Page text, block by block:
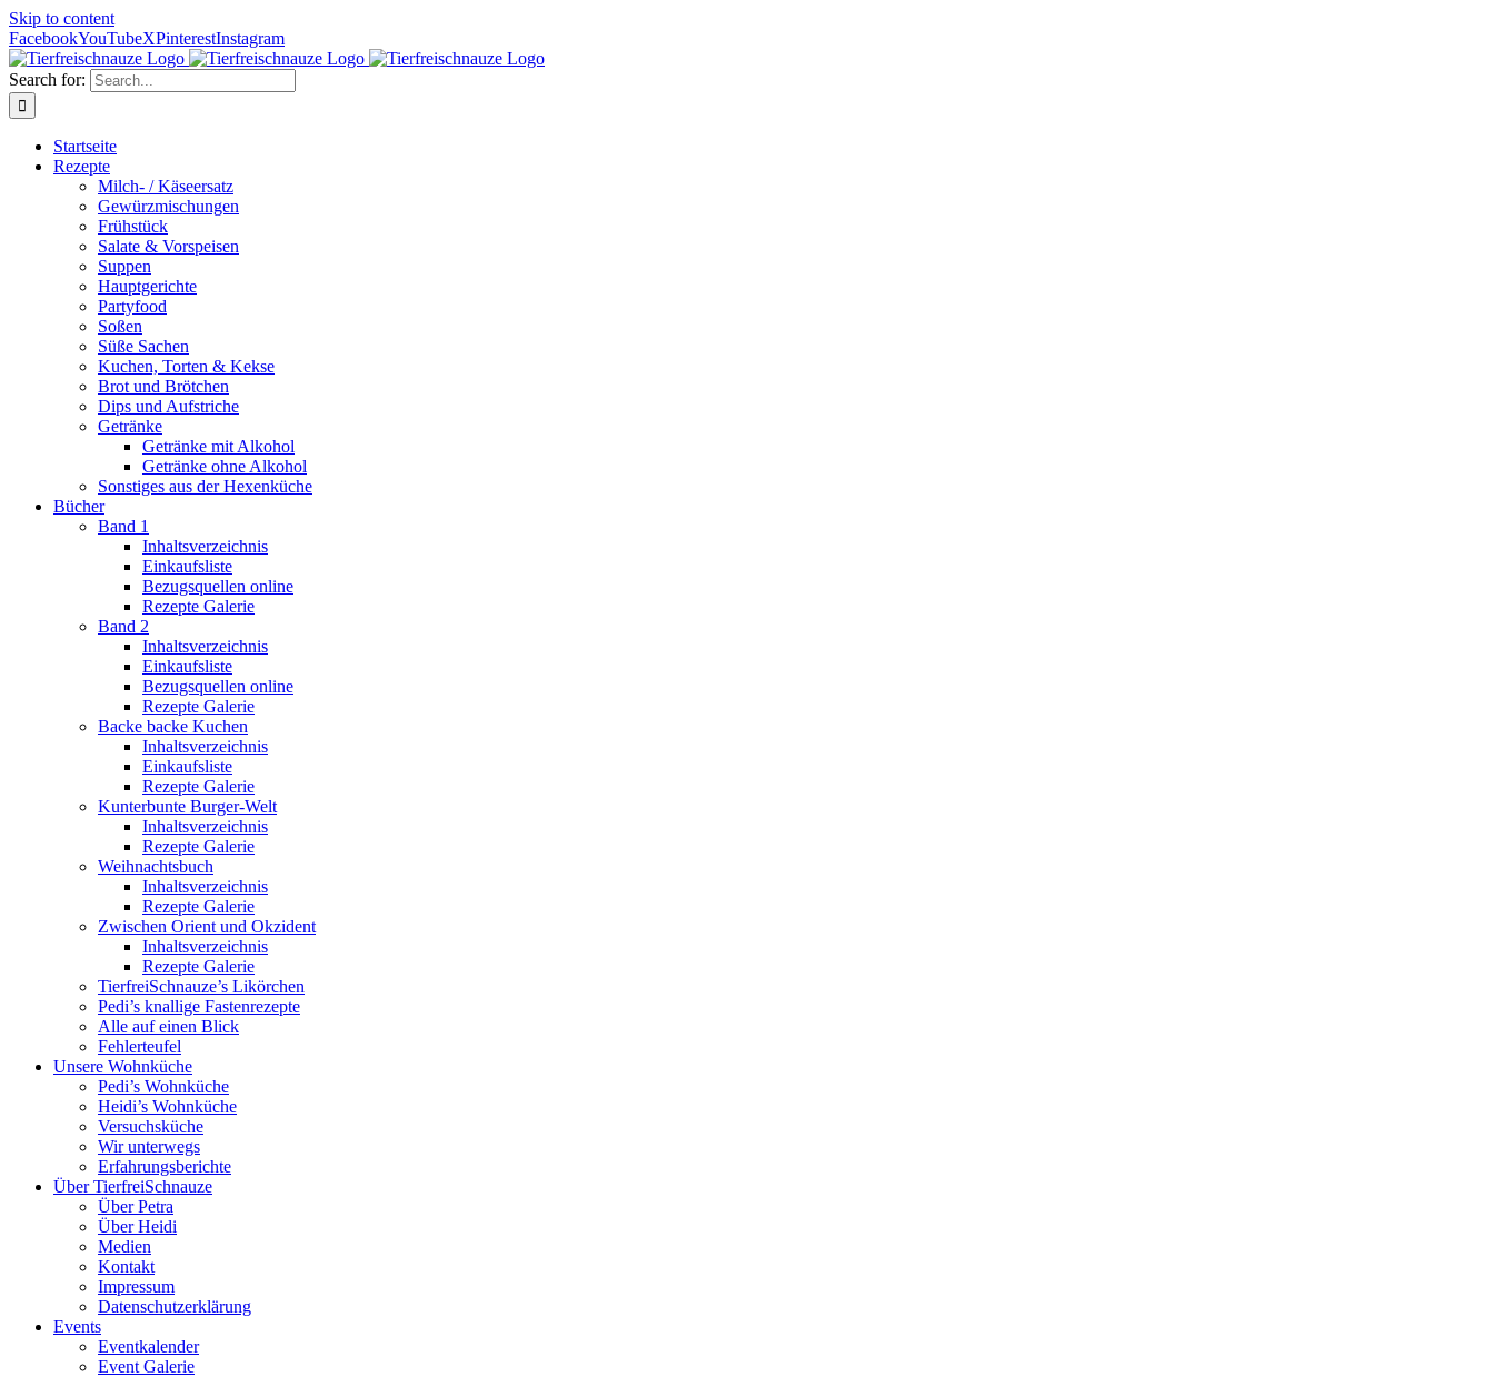
Skip to content
FacebookYouTubeXPinterestInstagram
Search for:
Startseite
Rezepte
Milch- / Käseersatz
Gewürzmischungen
Frühstück
Salate & Vorspeisen
Suppen
Hauptgerichte
Partyfood
Soßen
Süße Sachen
Kuchen, Torten & Kekse
Brot und Brötchen
Dips und Aufstriche
Getränke
Getränke mit Alkohol
Getränke ohne Alkohol
Sonstiges aus der Hexenküche
Bücher
Band 1
Inhaltsverzeichnis
Einkaufsliste
Bezugsquellen online
Rezepte Galerie
Band 2
Inhaltsverzeichnis
Einkaufsliste
Bezugsquellen online
Rezepte Galerie
Backe backe Kuchen
Inhaltsverzeichnis
Einkaufsliste
Rezepte Galerie
Kunterbunte Burger-Welt
Inhaltsverzeichnis
Rezepte Galerie
Weihnachtsbuch
Inhaltsverzeichnis
Rezepte Galerie
Zwischen Orient und Okzident
Inhaltsverzeichnis
Rezepte Galerie
TierfreiSchnauze’s Likörchen
Pedi’s knallige Fastenrezepte
Alle auf einen Blick
Fehlerteufel
Unsere Wohnküche
Pedi’s Wohnküche
Heidi’s Wohnküche
Versuchsküche
Wir unterwegs
Erfahrungsberichte
Über TierfreiSchnauze
Über Petra
Über Heidi
Medien
Kontakt
Impressum
Datenschutzerklärung
Events
Eventkalender
Event Galerie